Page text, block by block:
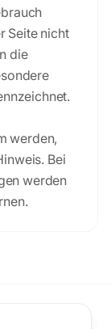
Seite nicht
die
werden,
Bei
werden